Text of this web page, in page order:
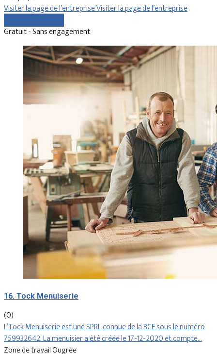
Visiter la page de l’entrepriseVisiter la page de l’entreprise
Gratuit - Sans engagement
16. Tock Menuiserie
(0)
L’Tock Menuiserie est une SPRL connue de la BCE sous le numéro
759932642. La menuisier a été créée le 17-12-2020 et compte…
Zone de travail Ougrée